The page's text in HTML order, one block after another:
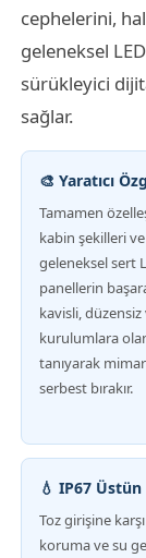
Tüm servis
Bir İndirim
LED örgü
LED örgü
LED şeffaf
Şeffaf LED
Drone Uçan
holografik
cephelerini,
geleneksel
sürükleyici
sağlar.
🎨 Yaratıcı
Tamamen
kabin şekilleri
geleneksel sert
panellerin
kavisli,
kurulumlara
tanıyarak mimari
serbest bırakır.
💧 IP67
Toz girişine
koruma ve su